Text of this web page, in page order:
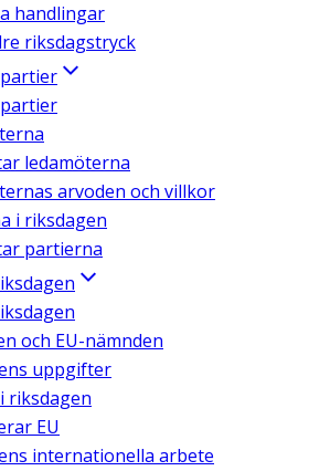
handlingar
riksdagstryck
ledamöterna
arvoden och villkor
i riksdagen
partierna
och EU-nämnden
uppgifter
riksdagen
EU
internationella arbete